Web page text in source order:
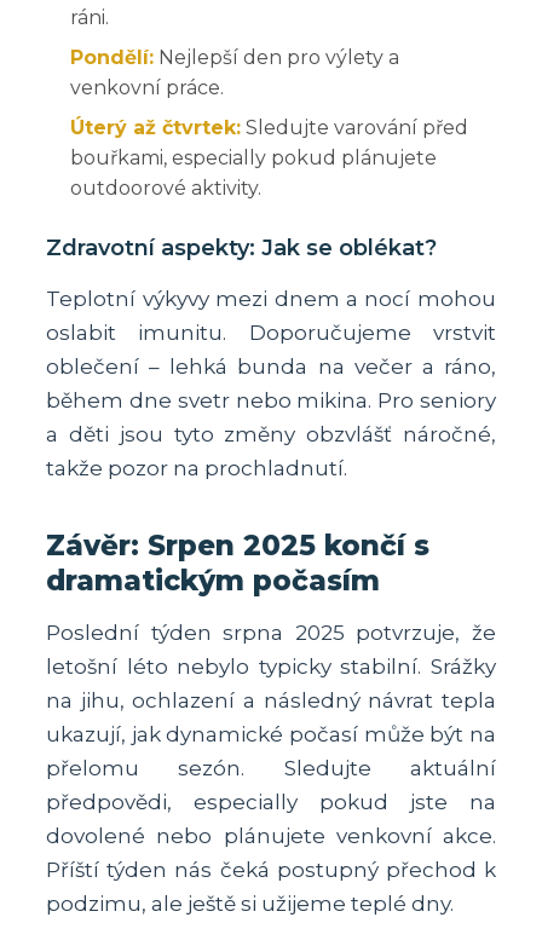
ráni.
Pondělí: Nejlepší den pro výlety a
venkovní práce.
Úterý až čtvrtek: Sledujte varování před
bouřkami, especially pokud plánujete
outdoorové aktivity.
Zdravotní aspekty: Jak se oblékat?
Teplotní výkyvy mezi dnem a nocí mohou
oslabit imunitu. Doporučujeme vrstvit
oblečení – lehká bunda na večer a ráno,
během dne svetr nebo mikina. Pro seniory
a děti jsou tyto změny obzvlášť náročné,
takže pozor na prochladnutí.
Závěr: Srpen 2025 končí s
dramatickým počasím
Poslední týden srpna 2025 potvrzuje, že
letošní léto nebylo typicky stabilní. Srážky
na jihu, ochlazení a následný návrat tepla
ukazují, jak dynamické počasí může být na
přelomu sezón. Sledujte aktuální
předpovědi, especially pokud jste na
dovolené nebo plánujete venkovní akce.
Příští týden nás čeká postupný přechod k
podzimu, ale ještě si užijeme teplé dny.